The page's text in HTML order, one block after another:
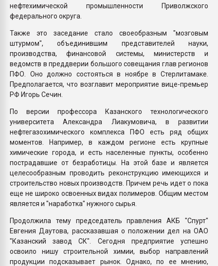
нефтехимической промышленности Приволжского
федерального округа.
Также это заседание стало своеобразным "мозговым
штурмом", объединившим представителей науки,
производства, финансовой системы, министерств и
ведомств в преддверии большого совещания глав регионов
ПФО. Оно должно состояться в ноябре в Стерлитамаке.
Предполагается, что возглавит мероприятие вице-премьер
РФ Игорь Сечин.
По версии профессора Казанского технологического
университета Александра Лиакумовича, в развитии
нефтегазохимического комплекса ПФО есть ряд общих
моментов. Например, в каждом регионе есть крупные
химические города, и есть населенные пункты, особенно
пострадавшие от безработицы. На этой базе и является
целесообразным проводить реконструкцию имеющихся и
строительство новых производств. Причем речь идет о пока
еще не широко освоенных видах полимеров. Общим местом
является и "наработка" нужного сырья.
Продолжила тему председатель правления АКБ "Спурт"
Евгения Даутова, рассказавшая о положении дел на ОАО
"Казанский завод СК". Сегодня предприятие успешно
освоило нишу строительной химии, выбор направлений
продукции подсказывает рынок. Однако, по ее мнению,